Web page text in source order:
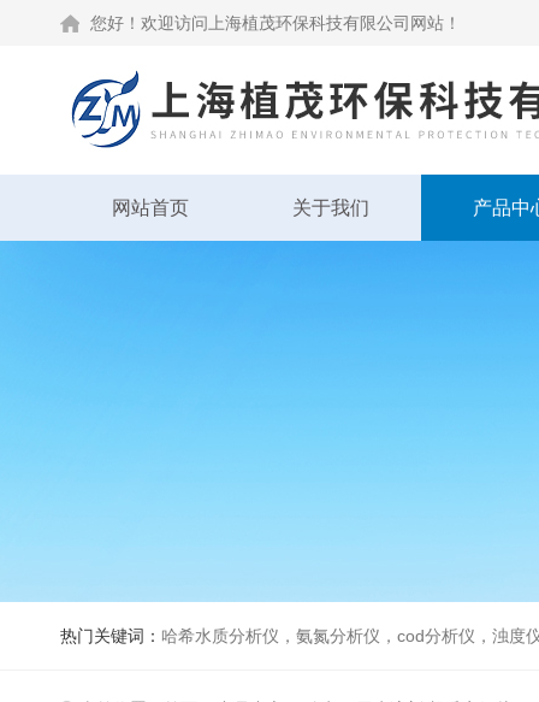
您好！欢迎访问上海植茂环保科技有限公司网站！
网站首页 关于我们 产品中
热门关键词： 哈希水质分析仪，氨氮分析仪，cod分析仪，浊度